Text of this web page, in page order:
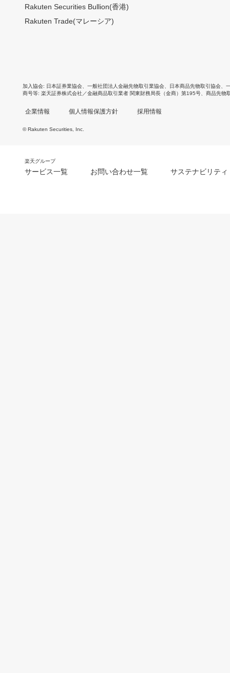
Rakuten Securities Bullion(香港)
Rakuten Trade(マレーシア)
加入協会 日本証券業協会 一般社団法人金融先物取引業協会 日本商品先物取引協会
商号等 楽天証券株式会社／金融商品取引業者 関東財務局長（金商）第195号、商品先物
企業情報 個人情報保護方針 採用情報
© Rakuten Securities, Inc.
楽天グループ
サービス一覧 お問い合わせ一覧 サステナビリティ